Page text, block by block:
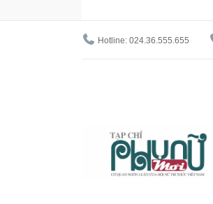
Hotline: 024.36.555.655